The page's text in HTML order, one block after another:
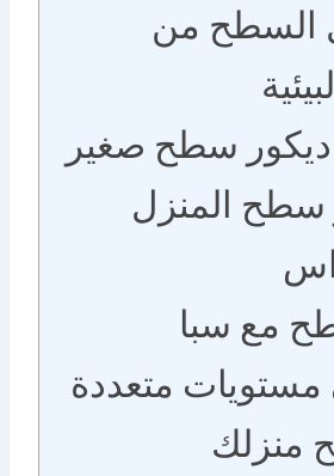
السطح من
سطح المنزل
مع سبا
مستويات متعددة
منزلك